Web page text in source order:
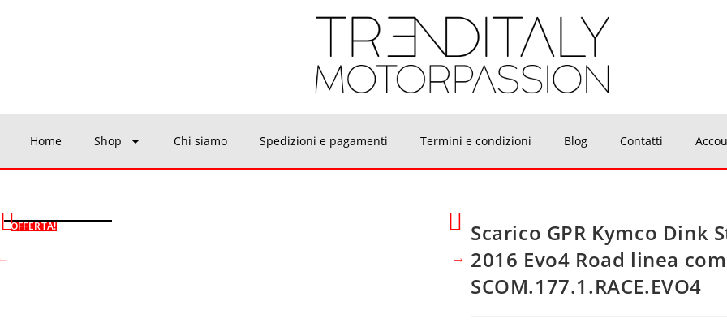
Home Shop Chi siamo Spedizioni e pagamenti Termini e condizioni Blog Contatti
OFFERTA!
Scarico GPR Kymco Dink
2016 Evo4 Road linea
SCOM.177.1.RACE.EVO4